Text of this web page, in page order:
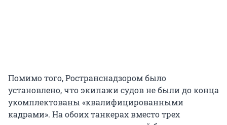
Помимо того, Ространснадзором было
установлено, что экипажи судов не были до конца
укомплектованы «квалифицированными
кадрами». На обоих танкерах вместо трех